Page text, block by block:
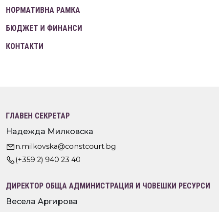
НОРМАТИВНА РАМКА
БЮДЖЕТ И ФИНАНСИ
КОНТАКТИ
ГЛАВЕН СЕКРЕТАР
Надежда Милковска
n.milkovska@constcourt.bg
(+359 2) 940 23 40
ДИРЕКТОР ОБЩА АДМИНИСТРАЦИЯ И ЧОВЕШКИ РЕСУРСИ
Весела Аргирова